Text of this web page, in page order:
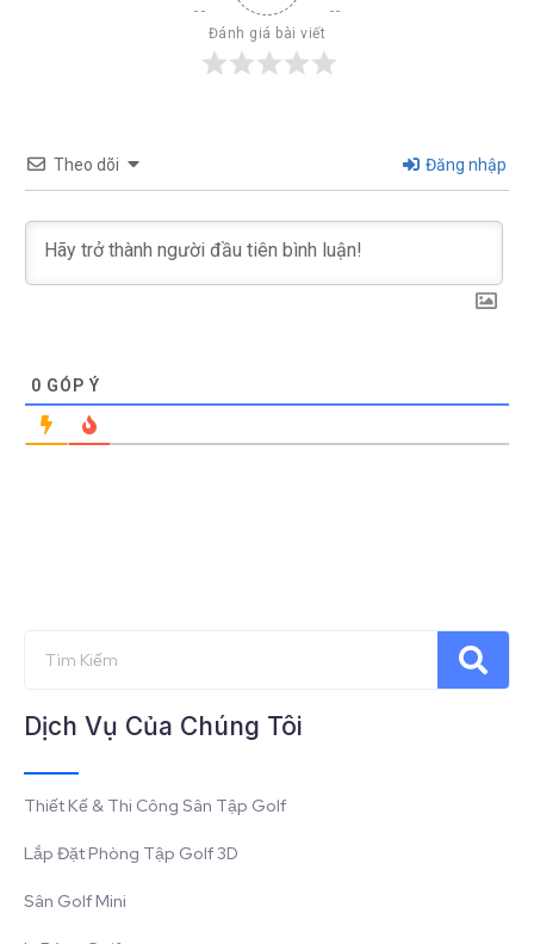
Đánh giá bài viết
Theo dõi Đăng nhập
0 GÓP Ý
Dịch Vụ Của Chúng Tôi
Thiết Kế & Thi Công Sân Tập Golf
Lắp Đặt Phòng Tập Golf 3D
Sân Golf Mini